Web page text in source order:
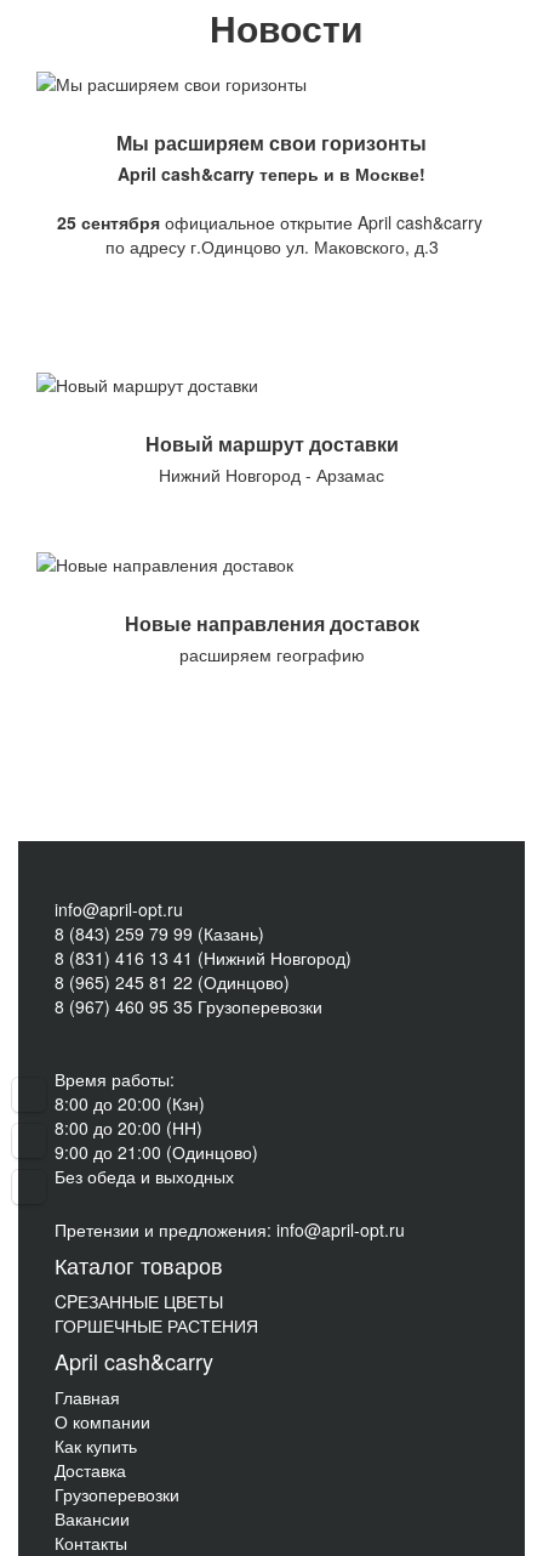
Новости
Мы расширяем свои горизонты
April cash&carry теперь и в Москве!
25 сентябряофициальное открытие April cash&carry
по адресу г.Одинцово ул. Маковского, д.3
Новый маршрут доставки
Нижний Новгород - Арзамас
Новые направления доставок
расширяем географию
info@april-opt.ru
8 (843) 259 79 99 (Казань)
8 (831) 416 13 41 (Нижний Новгород)
8 (965) 245 81 22 (Одинцово)
8 (967) 460 95 35 Грузоперевозки
Время работы:
8:00 до 20:00 (Кзн)
8:00 до 20:00 (НН)
9:00 до 21:00 (Одинцово)
Без обеда и выходных
Претензии и предложения: info@april-opt.ru
Каталог товаров
CPЕЗАННЫЕ ЦВЕТЫ
ГОРШЕЧНЫЕ РАСТЕНИЯ
April cash&carry
Главная
О компании
Как купить
Доставка
Грузоперевозки
Вакансии
Контакты